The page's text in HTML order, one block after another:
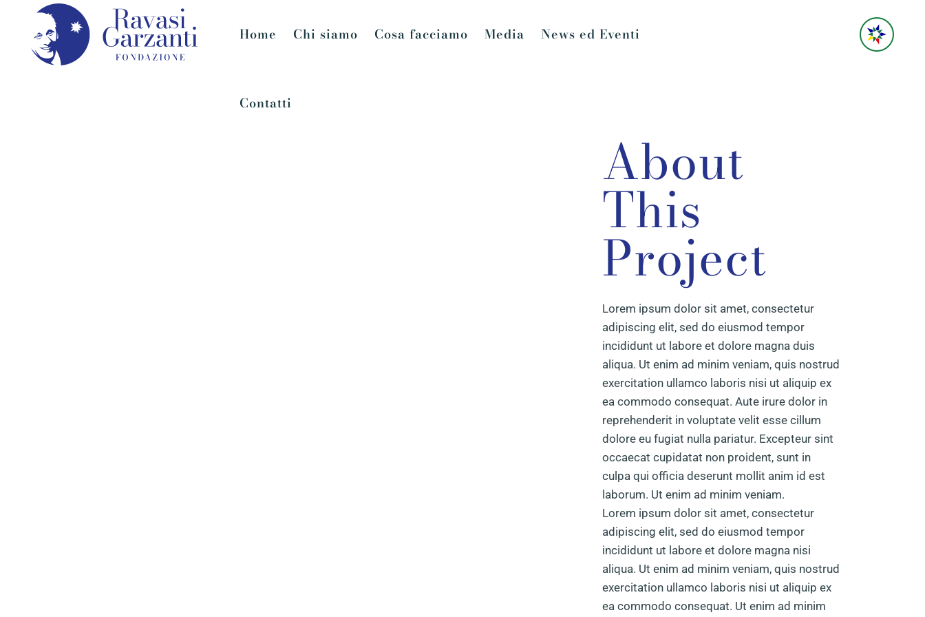
Home Chi siamo Cosa facciamo Media News ed Eventi
Contatti
About
This
Project
Lorem ipsum dolor sit amet, consectetur
adipiscing elit, sed do eiusmod tempor
incididunt ut labore et dolore magna duis
aliqua. Ut enim ad minim veniam, quis nostrud
exercitation ullamco laboris nisi ut aliquip ex
ea commodo consequat. Aute irure dolor in
reprehenderit in voluptate velit esse cillum
dolore eu fugiat nulla pariatur. Excepteur sint
occaecat cupidatat non proident, sunt in
culpa qui officia deserunt mollit anim id est
laborum. Ut enim ad minim veniam.
Lorem ipsum dolor sit amet, consectetur
adipiscing elit, sed do eiusmod tempor
incididunt ut labore et dolore magna nisi
aliqua. Ut enim ad minim veniam, quis nostrud
exercitation ullamco laboris nisi ut aliquip ex
ea commodo consequat. Ut enim ad minim